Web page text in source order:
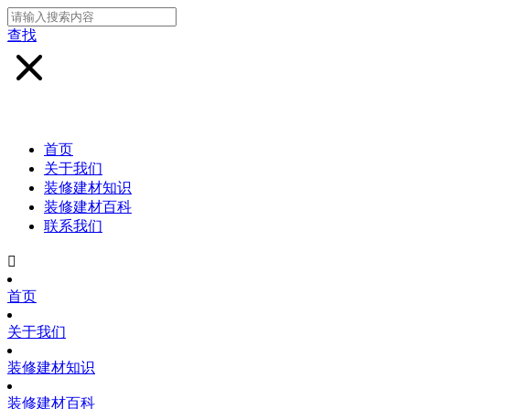
查找
首页
关于我们
装修建材知识
装修建材百科
联系我们

首页
关于我们
装修建材知识
装修建材百科